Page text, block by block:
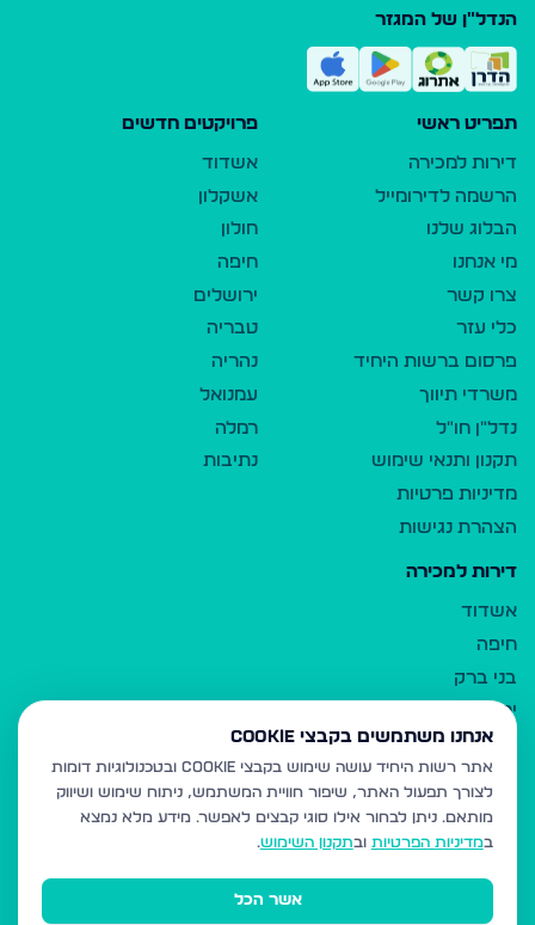
הנדל"ן של המגזר
תפריט ראשי
דירות למכירה
הרשמה לדירומייל
הבלוג שלנו
מי אנחנו
צרו קשר
כלי עזר
פרסום ברשות היחיד
משרדי תיווך
נדל"ן חו"ל
תקנון ותנאי שימוש
מדיניות פרטיות
הצהרת נגישות
פרויקטים חדשים
אשדוד
אשקלון
חולון
חיפה
ירושלים
טבריה
נהריה
עמנואל
רמלה
נתיבות
דירות למכירה
אשדוד
חיפה
בני ברק
ירושלים
אלעד
גבעת זאב
בית שמש
רכסים
מודיעין עילית
אנחנו משתמשים בקבצי Cookie
אתר רשות היחיד עושה שימוש בקבצי Cookie ובטכנולוגיות דומות
לצורך תפעול האתר, שיפור חוויית המשתמש, ניתוח שימוש ושיווק
מותאם. ניתן לבחור אילו סוגי קבצים לאפשר. מידע מלא נמצא
במדיניות הפרטיות ובתקנון השימוש.
אשר הכל